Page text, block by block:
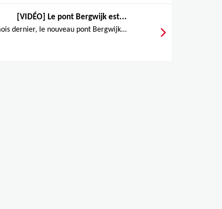
[VIDÉO] Le pont Bergwijk est...
dernier, le nouveau pont Bergwijk...